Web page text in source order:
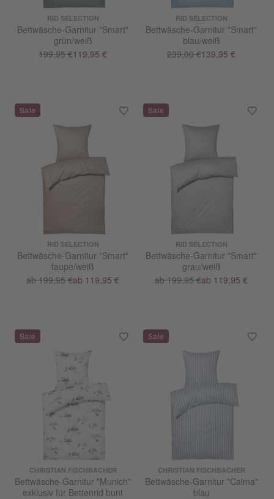
RID SELECTION
Bettwäsche-Garnitur "Smart"
grün/weiß
199,95 €119,95 €
RID SELECTION
Bettwäsche-Garnitur "Smart"
blau/weiß
239,00 €139,95 €
RID SELECTION
Bettwäsche-Garnitur "Smart"
taupe/weiß
ab 199,95 €ab 119,95 €
RID SELECTION
Bettwäsche-Garnitur "Smart"
grau/weiß
ab 199,95 €ab 119,95 €
CHRISTIAN FISCHBACHER
Bettwäsche-Garnitur "Munich"
exklusiv für Bettenrid bunt
CHRISTIAN FISCHBACHER
Bettwäsche-Garnitur "Calma"
blau